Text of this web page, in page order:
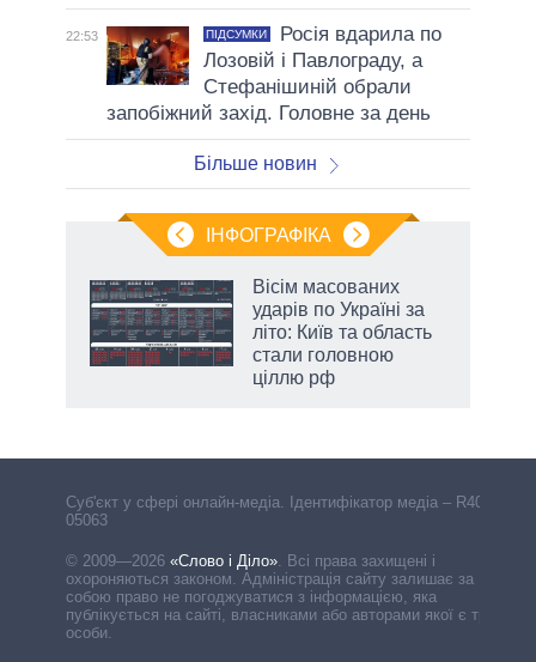
22:53 ПІДСУМКИ
Росія вдарила по
Лозовій і Павлограду, а
Стефанішиній обрали
запобіжний захід. Головне за день
Більше новин
ІНФОГРАФІКА
Вісім масованих
ударів по Україні за
літо: Київ та область
стали головною
ціллю рф
Cуб'єкт у сфері онлайн-медіа. Ідентифікатор медіа – R40-
05063
© 2009—2026 «Слово і Діло»
Всі права захищені і
охороняються законом. Адміністрація сайту залишає за
собою право не погоджуватися з інформацією, яка
публікується на сайті, власниками або авторами якої є треті
особи.